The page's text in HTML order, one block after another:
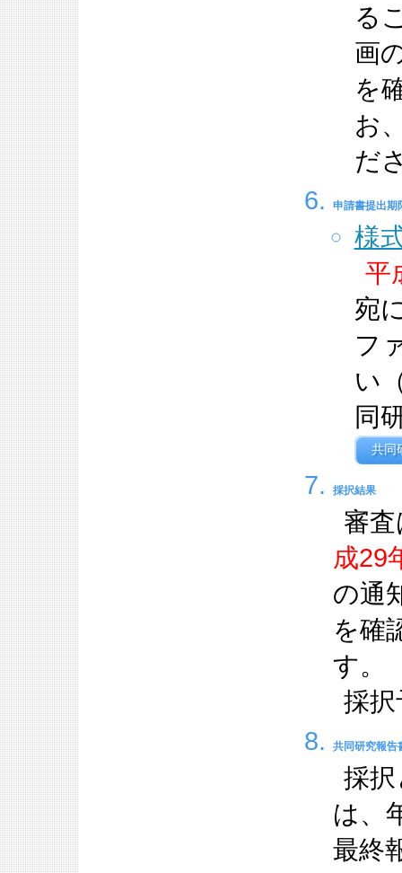
る
画
を
お
だ
申請書提出期
様
平
宛
フ
い
同
共同
採択結果
審
成29
の通
を確
す。
採択
共同研究報告
採
は、
最終